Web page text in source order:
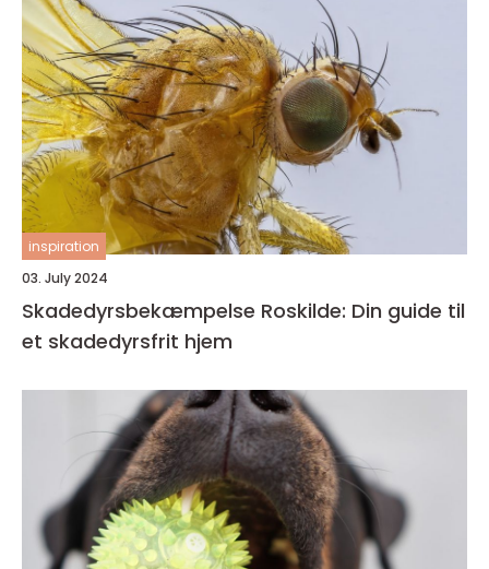
inspiration
03. July 2024
Skadedyrsbekæmpelse Roskilde: Din guide til
et skadedyrsfrit hjem